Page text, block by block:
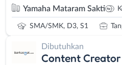
Yamaha Mataram Sakti
SMA/SMK, D3, S1
Dibutuhkan
Content Creator